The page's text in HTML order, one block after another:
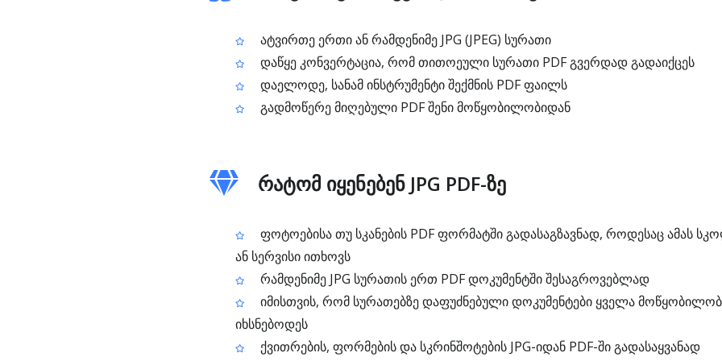
ატვირთე ერთი ან რამდენიმე JPG (JPEG) სურათი
დაწყე კონვერტაცია, რომ თითოეული სურათი PDF გვერდად გადაიქცეს
დაელოდე, სანამ ინსტრუმენტი შექმნის PDF ფაილს
გადმოწერე მიღებული PDF შენი მოწყობილობიდან
რატომ იყენებენ JPG PDF-ზე
ფოტოებისა თუ სკანების PDF ფორმატში გადასაგზავნად, როდესაც ამას
ან სერვისი ითხოვს
რამდენიმე JPG სურათის ერთ PDF დოკუმენტში შესაგროვებლად
იმისთვის, რომ სურათებზე დაფუძნებული დოკუმენტები ყველა
იხსნებოდეს
ქვითრების, ფორმების და სკრინშოტების JPG-იდან PDF-ში გადასაყვანად